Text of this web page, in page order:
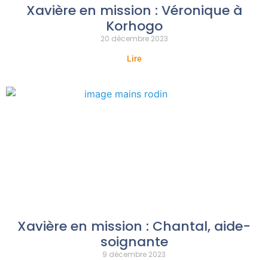
Xavière en mission : Véronique à
Korhogo
20 décembre 2023
Lire
Xavière en mission : Chantal, aide-
soignante
9 décembre 2023